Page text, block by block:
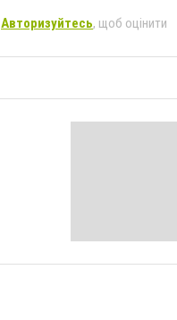
Авторизуйтесь, щоб оцінити